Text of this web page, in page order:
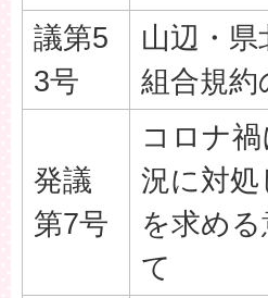
議第5
3号
山辺・
組合規約
発議
第7号
コロナ
況に対処
を求め
て